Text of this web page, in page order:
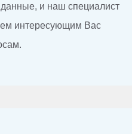
и наш специалист
интересующим Вас